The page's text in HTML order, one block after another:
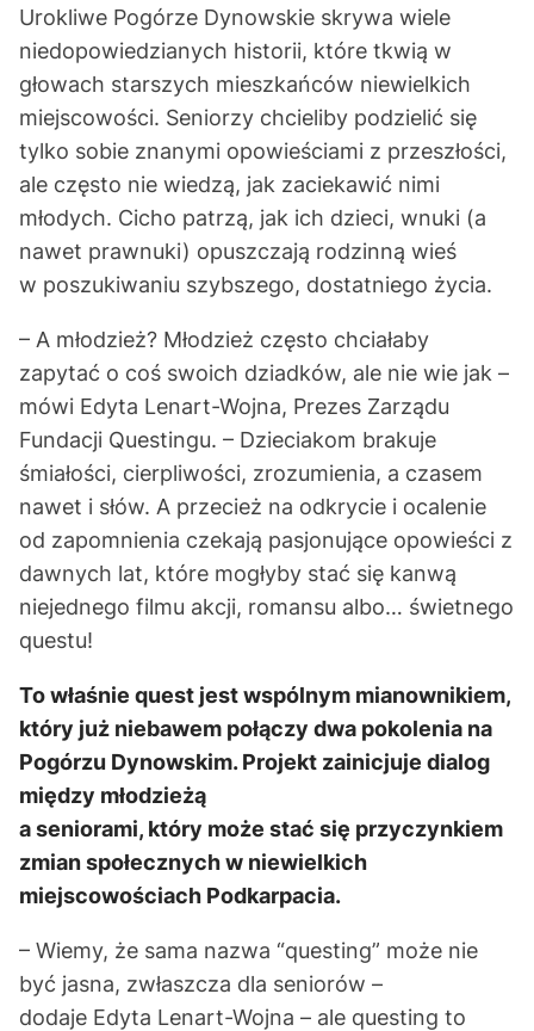
Urokliwe Pogórze Dynowskie skrywa wiele
niedopowiedzianych historii, które tkwią w
głowach starszych mieszkańców niewielkich
miejscowości. Seniorzy chcieliby podzielić się
tylko sobie znanymi opowieściami z przeszłości,
ale często nie wiedzą, jak zaciekawić nimi
młodych. Cicho patrzą, jak ich dzieci, wnuki (a
nawet prawnuki) opuszczają rodzinną wieś
w poszukiwaniu szybszego, dostatniego życia.
– A młodzież? Młodzież często chciałaby
zapytać o coś swoich dziadków, ale nie wie jak –
mówi Edyta Lenart-Wojna, Prezes Zarządu
Fundacji Questingu. – Dzieciakom brakuje
śmiałości, cierpliwości, zrozumienia, a czasem
nawet i słów. A przecież na odkrycie i ocalenie
od zapomnienia czekają pasjonujące opowieści z
dawnych lat, które mogłyby stać się kanwą
niejednego filmu akcji, romansu albo… świetnego
questu!
To właśnie quest jest wspólnym mianownikiem,
który już niebawem połączy dwa pokolenia na
Pogórzu Dynowskim. Projekt zainicjuje dialog
między młodzieżą
a seniorami, który może stać się przyczynkiem
zmian społecznych w niewielkich
miejscowościach Podkarpacia.
– Wiemy, że sama nazwa “questing” może nie
być jasna, zwłaszcza dla seniorów –
dodaje Edyta Lenart-Wojna – ale questing to